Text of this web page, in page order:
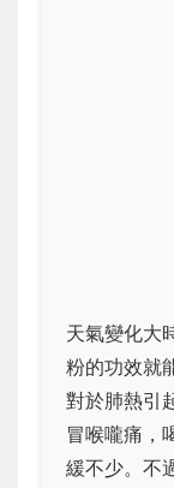
天氣變化大
粉的功效就
對於肺熱引
冒喉嚨痛，
緩不少。不